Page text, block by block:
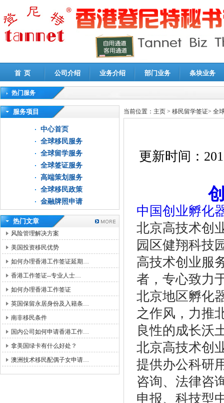
首 页 公司介绍 业务介绍 部门业务 条块业务
热门服务
高新技术企业认定审计|企业所得税汇算清缴申报鉴证
服务项目
中心首页
全球移民服务
全球留学服务
全球签证服务
高端策划服务
全球移民政策
金融牌照申请
热门文章
风险管理解决方案
美国投资移民优势
如何办理香港工作签证延期…
香港工作签证--专业人士…
如何办理香港工作签证
英国保留永居身份及入籍条…
南非移民条件
国内公司如何申请香港工作…
拿美国绿卡有什么好处？
澳洲技术移民配偶子女申请…
当前位置： 主页 > 移民留学签证> 全
更新时间：
中国创业孵化
北京高技术创
园区健翔科技
高技术创业服
者，专心致力
北京地区孵化
之作风，力推
良性的成长沃
北京高技术创
提供办公科研
咨询、法律咨
申报、科技型